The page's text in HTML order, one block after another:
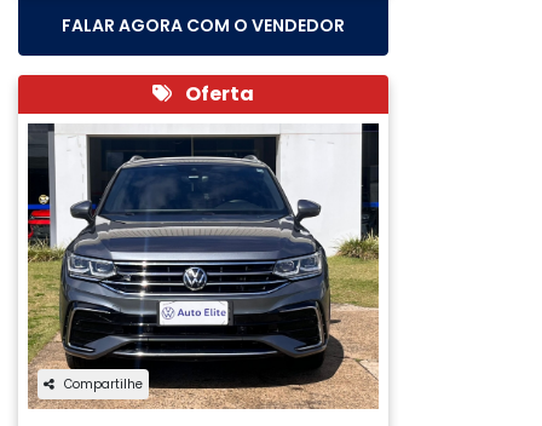
FALAR AGORA COM O VENDEDOR
Oferta
Compartilhe